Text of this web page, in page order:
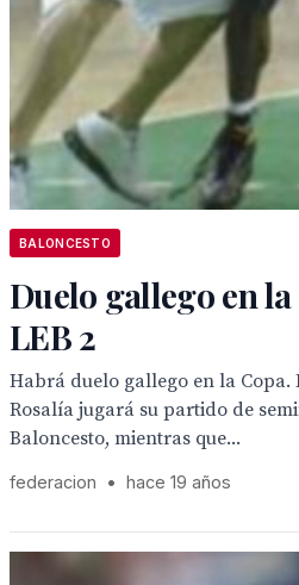
BALONCESTO
Duelo gallego en la
LEB 2
Habrá duelo gallego en la
Rosalía jugará su partido de
Baloncesto, mientras que...
federacion • hace 19 años